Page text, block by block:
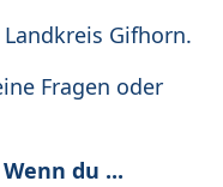
Gifhorn.
Fragen oder
Wenn du ...